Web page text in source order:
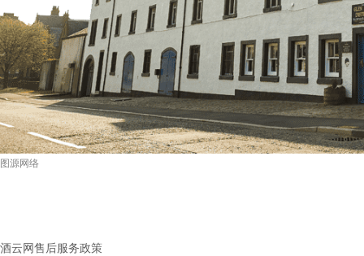
图源网络
酒云网售后服务政策